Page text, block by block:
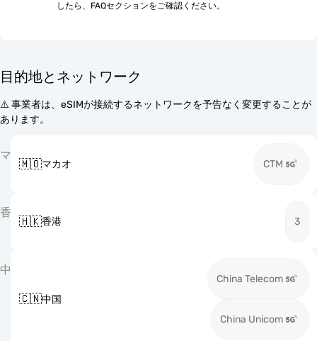
したら、FAQセクションをご確認ください。
目的地とネットワーク
⚠️ 事業者は、eSIMが接続するネットワークを予告なく変更することが
あります。
マ
🇲🇴マカオ CTM
香
🇭🇰香港 3
中
🇨🇳中国
China Telecom
China Unicom